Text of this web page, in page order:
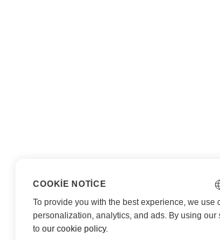
COOKIE NOTICE
To provide you with the best experience, we use
personalization, analytics, and ads. By using our
toour cookie policy.